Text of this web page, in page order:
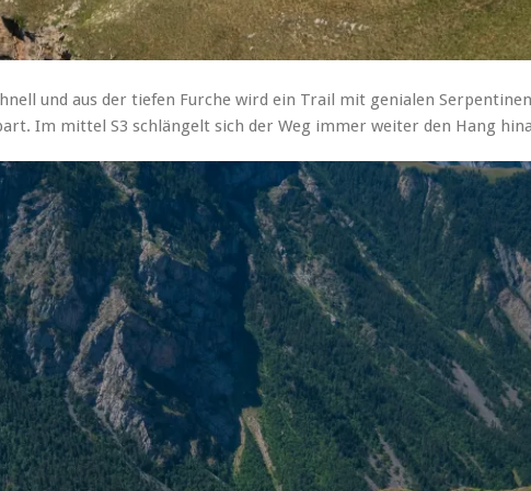
und aus der tiefen Furche wird ein Trail mit genialen
Im mittel S3 schlängelt sich der Weg immer weiter den Hang